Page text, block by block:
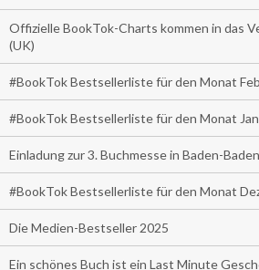
Offizielle BookTok-Charts kommen in das
(UK)
#BookTok Bestsellerliste für den Monat
#BookTok Bestsellerliste für den Monat
Einladung zur 3. Buchmesse in Baden-
#BookTok Bestsellerliste für den Monat
Die Medien-Bestseller 2025
Ein schönes Buch ist ein Last Minute